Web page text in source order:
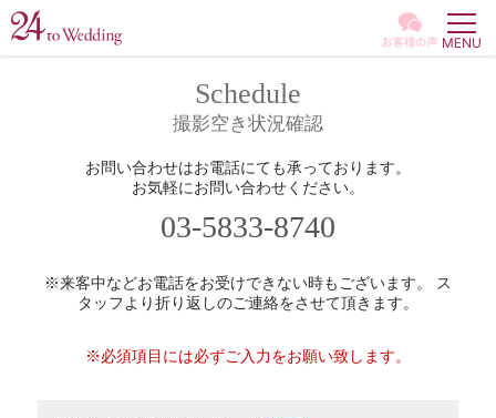
Schedule
撮影空き状況確認
お問い合わせはお電話にても承っております。
お気軽にお問い合わせください。
03-5833-8740
※来客中などお電話をお受けできない時もございます。 ス
タッフより折り返しのご連絡をさせて頂きます。
※必須項目には必ずご入力をお願い致します。